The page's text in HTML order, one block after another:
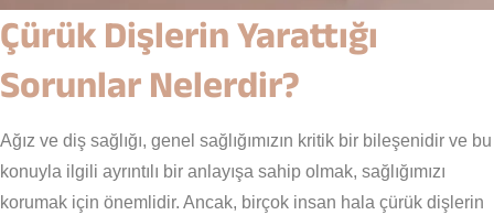
Çürük Dişlerin Yarattığı
Sorunlar Nelerdir?
Ağız ve diş sağlığı, genel sağlığımızın kritik bir bileşenidir ve bu
konuyla ilgili ayrıntılı bir anlayışa sahip olmak, sağlığımızı
korumak için önemlidir. Ancak, birçok insan hala çürük dişlerin